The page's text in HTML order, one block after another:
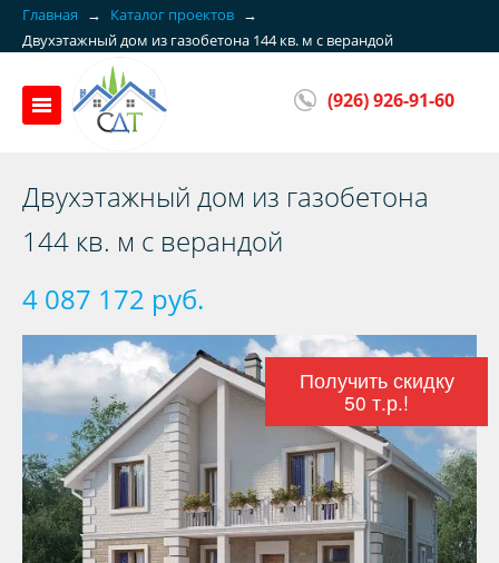
Главная → Каталог проектов →
Двуxэтажный дом из газобетона 144 кв. м с верандой
(926) 926-91-60
Двуxэтажный дом из газобетона
144 кв. м с верандой
4 087 172 руб.
Получить скидку
50 т.р.!